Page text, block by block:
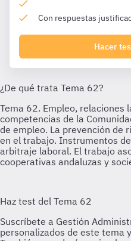
Con respuestas
Hacer